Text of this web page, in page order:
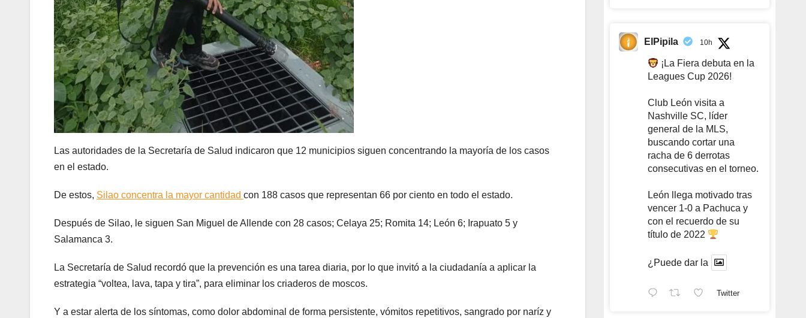
Las autoridades de la Secretaría de Salud indicaron que 12 municipios siguen concentrando la mayoría de los casos
en el estado.
De estos, Silao concentra la mayor cantidad con 188 casos que representan 66 por ciento en todo el estado.
Después de Silao, le siguen San Miguel de Allende con 28 casos; Celaya 25; Romita 14; León 6; Irapuato 5 y
Salamanca 3.
La Secretaría de Salud recordó que la prevención es una tarea diaria, por lo que invitó a la ciudadanía a aplicar la
estrategia “voltea, lava, tapa y tira”, para eliminar los criaderos de moscos.
Y a estar alerta de los síntomas, como dolor abdominal de forma persistente, vómitos repetitivos, sangrado por naríz y
ElPipila 10h
¡La Fiera debuta en la
Leagues Cup 2026!
Club León visita a
Nashville SC, líder
general de la MLS,
buscando cortar una
racha de 6 derrotas
consecutivas en el torneo.
León llega motivado tras
vencer 1-0 a Pachuca y
con el recuerdo de su
título de 2022
¿Puede dar la
Twitter